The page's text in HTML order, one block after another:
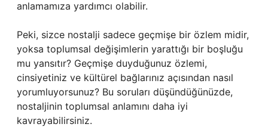
anlamamıza yardımcı olabilir.
Peki, sizce nostalji sadece geçmişe bir özlem midir,
yoksa toplumsal değişimlerin yarattığı bir boşluğu
mu yansıtır? Geçmişe duyduğunuz özlemi,
cinsiyetiniz ve kültürel bağlarınız açısından nasıl
yorumluyorsunuz? Bu soruları düşündüğünüzde,
nostaljinin toplumsal anlamını daha iyi
kavrayabilirsiniz.